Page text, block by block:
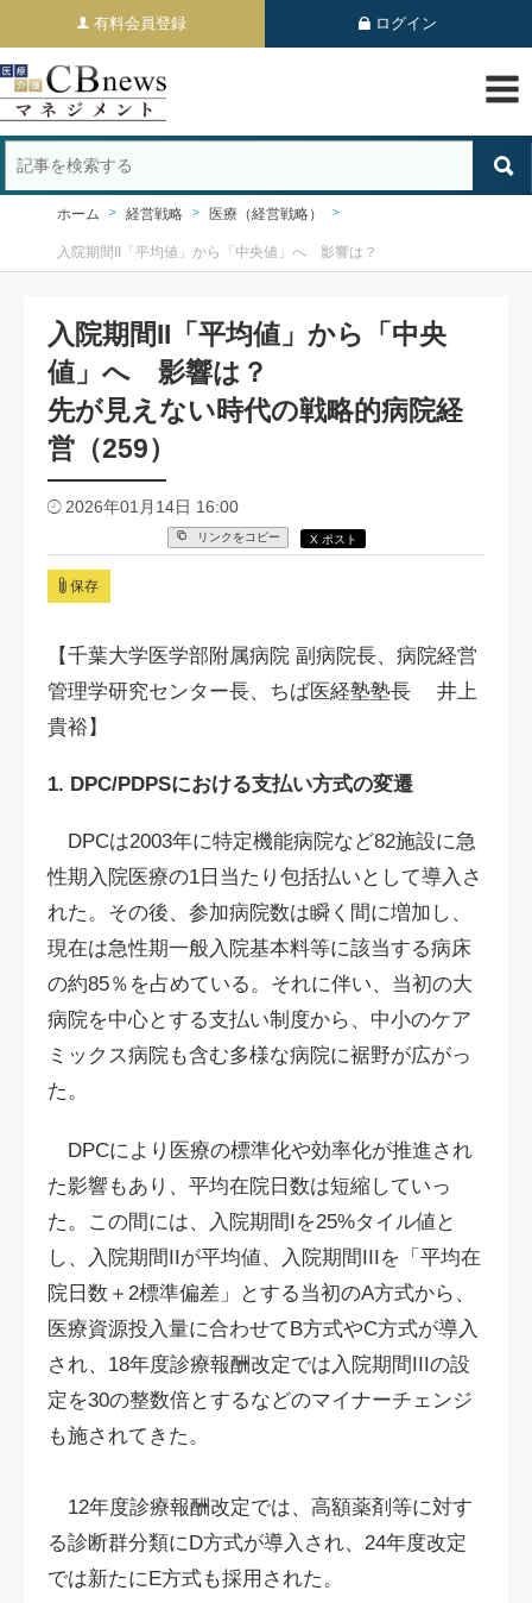
有料会員登録 ログイン
ホーム 経営戦略 医療（経営戦略）
入院期間II「平均値」から「中央値」へ 影響は？
入院期間II「平均値」から「中央
値」へ 影響は？
先が見えない時代の戦略的病院経
営（259）
2026年01月14日 16:00
リンクをコピー X ポスト
保存
【千葉大学医学部附属病院 副病院長、病院経営
管理学研究センター長、ちば医経塾塾長 井上
貴裕】
1. DPC/PDPSにおける支払い方式の変遷
DPCは2003年に特定機能病院など82施設に急
性期入院医療の1日当たり包括払いとして導入さ
れた。その後、参加病院数は瞬く間に増加し、
現在は急性期一般入院基本料等に該当する病床
の約85％を占めている。それに伴い、当初の大
病院を中心とする支払い制度から、中小のケア
ミックス病院も含む多様な病院に裾野が広がっ
た。
DPCにより医療の標準化や効率化が推進され
た影響もあり、平均在院日数は短縮していっ
た。この間には、入院期間Iを25%タイル値と
し、入院期間IIが平均値、入院期間IIIを「平均在
院日数＋2標準偏差」とする当初のA方式から、
医療資源投入量に合わせてB方式やC方式が導入
され、18年度診療報酬改定では入院期間IIIの設
定を30の整数倍とするなどのマイナーチェンジ
も施されてきた。
12年度診療報酬改定では、高額薬剤等に対す
る診断群分類にD方式が導入され、24年度改定
では新たにE方式も採用された。